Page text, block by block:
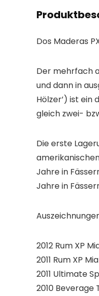
Dos Maderas
Der mehrfach
und dann in
Hölzer’) ist ein
gleich zwei-
Die erste
Jahre in
Jahre in
2012 Rum XP
2011 Rum XP
2011 Ultimate
2010 Beverage